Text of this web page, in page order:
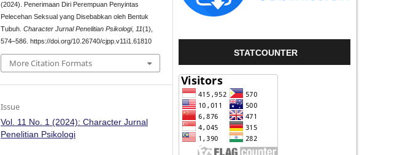
(2024). Penerimaan Diri Perempuan Penyintas
Pelecehan Seksual yang Disebabkan oleh Bentuk
Tubuh.Character Jurnal Penelitian Psikologi, 11(1),
574–586. https://doi.org/10.26740/cjpp.v11i1.61810
More Citation Formats
Issue
Vol. 11 No. 1 (2024): Character Jurnal
Penelitian Psikologi
STATCOUNTER